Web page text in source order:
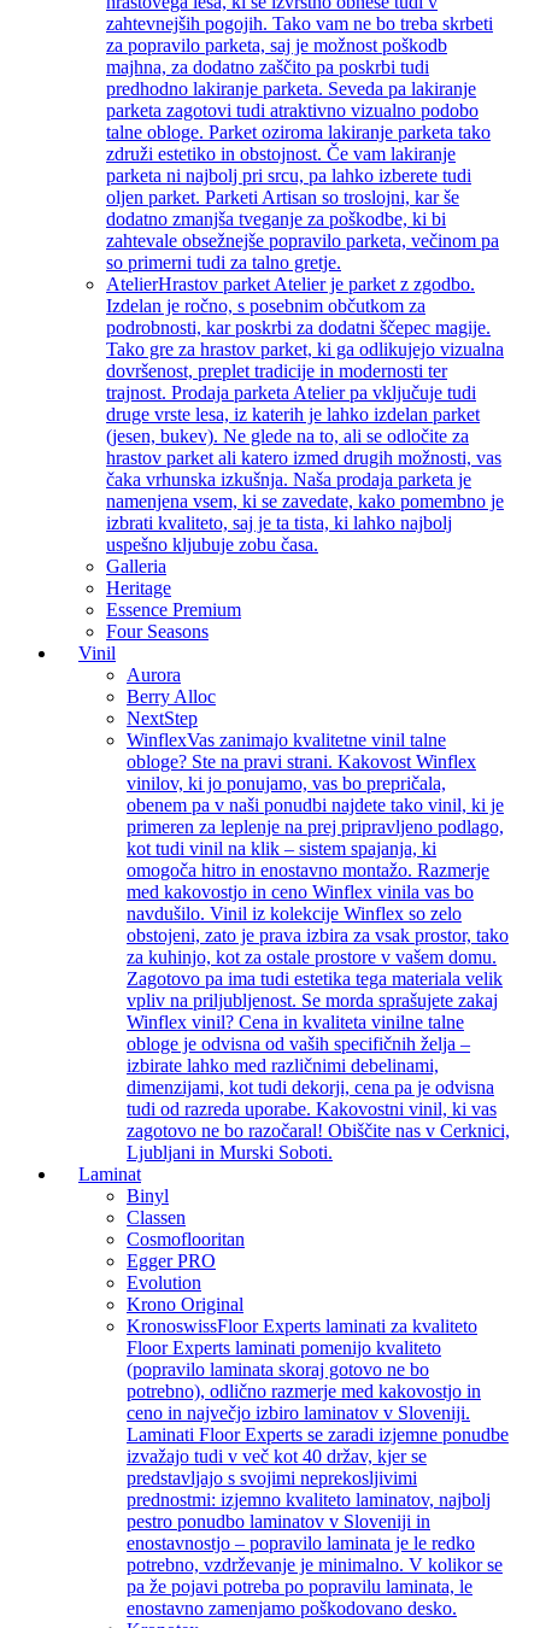
zahtevnejših pogojih. Tako vam ne bo treba skrbeti
za popravilo parketa, saj je možnost poškodb
majhna, za dodatno zaščito pa poskrbi tudi
predhodno lakiranje parketa. Seveda pa lakiranje
parketa zagotovi tudi atraktivno vizualno podobo
talne obloge. Parket oziroma lakiranje parketa tako
združi estetiko in obstojnost. Če vam lakiranje
parketa ni najbolj pri srcu, pa lahko izberete tudi
oljen parket. Parketi Artisan so troslojni, kar še
dodatno zmanjša tveganje za poškodbe, ki bi
zahtevale obsežnejše popravilo parketa, večinom pa
so primerni tudi za talno gretje.
AtelierHrastov parket Atelier je parket z zgodbo.
Izdelan je ročno, s posebnim občutkom za
podrobnosti, kar poskrbi za dodatni ščepec magije.
Tako gre za hrastov parket, ki ga odlikujejo vizualna
dovršenost, preplet tradicije in modernosti ter
trajnost. Prodaja parketa Atelier pa vključuje tudi
druge vrste lesa, iz katerih je lahko izdelan parket
(jesen, bukev). Ne glede na to, ali se odločite za
hrastov parket ali katero izmed drugih možnosti, vas
čaka vrhunska izkušnja. Naša prodaja parketa je
namenjena vsem, ki se zavedate, kako pomembno je
izbrati kvaliteto, saj je ta tista, ki lahko najbolj
uspešno kljubuje zobu časa.
Galleria
Heritage
Essence Premium
Four Seasons
Vinil
Aurora
Berry Alloc
NextStep
WinflexVas zanimajo kvalitetne vinil talne
obloge? Ste na pravi strani. Kakovost Winflex
vinilov, ki jo ponujamo, vas bo prepričala,
obenem pa v naši ponudbi najdete tako vinil, ki je
primeren za leplenje na prej pripravljeno podlago,
kot tudi vinil na klik – sistem spajanja, ki
omogoča hitro in enostavno montažo. Razmerje
med kakovostjo in ceno Winflex vinila vas bo
navdušilo. Vinil iz kolekcije Winflex so zelo
obstojeni, zato je prava izbira za vsak prostor, tako
za kuhinjo, kot za ostale prostore v vašem domu.
Zagotovo pa ima tudi estetika tega materiala velik
vpliv na priljubljenost. Se morda sprašujete zakaj
Winflex vinil? Cena in kvaliteta vinilne talne
obloge je odvisna od vaših specifičnih želja –
izbirate lahko med različnimi debelinami,
dimenzijami, kot tudi dekorji, cena pa je odvisna
tudi od razreda uporabe. Kakovostni vinil, ki vas
zagotovo ne bo razočaral! Obiščite nas v Cerknici,
Ljubljani in Murski Soboti.
Laminat
Binyl
Classen
Cosmoflooritan
Egger PRO
Evolution
Krono Original
KronoswissFloor Experts laminati za kvaliteto
Floor Experts laminati pomenijo kvaliteto
(popravilo laminata skoraj gotovo ne bo
potrebno), odlično razmerje med kakovostjo in
ceno in največjo izbiro laminatov v Sloveniji.
Laminati Floor Experts se zaradi izjemne ponudbe
izvažajo tudi v več kot 40 držav, kjer se
predstavljajo s svojimi neprekosljivimi
prednostmi: izjemno kvaliteto laminatov, najbolj
pestro ponudbo laminatov v Sloveniji in
enostavnostjo – popravilo laminata je le redko
potrebno, vzdrževanje je minimalno. V kolikor se
pa že pojavi potreba po popravilu laminata, le
enostavno zamenjamo poškodovano desko.